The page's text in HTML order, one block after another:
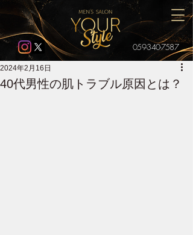
059-340-7587
40代男性の肌トラブル原因とは？
2024年2月16日